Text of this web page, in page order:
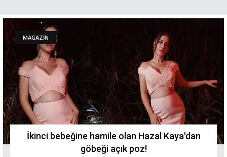
MAGAZİN
İkinci bebeğine hamile olan Hazal Kaya'dan
göbeği açık poz!